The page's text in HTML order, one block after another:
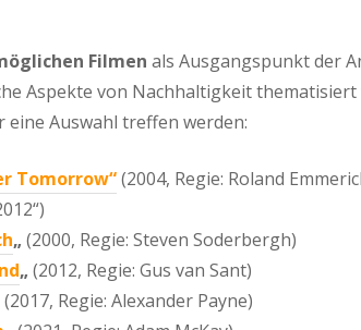
Filmen als Ausgangspunkt der
Aspekte von Nachhaltigkeit thematisiert
eine Auswahl treffen werden:
Tomorrow“(2004, Regie: Roland
„ (2000, Regie: Steven Soderbergh)
„ (2012, Regie: Gus van Sant)
(2017, Regie: Alexander Payne)